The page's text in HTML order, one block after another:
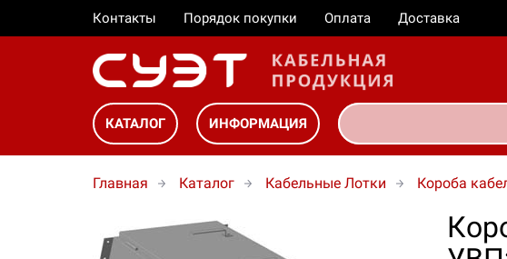
Контакты Порядок покупки Оплата Доставка
КАТАЛОГ ИНФОРМАЦИЯ
Главная Каталог Кабельные Лотки Короба